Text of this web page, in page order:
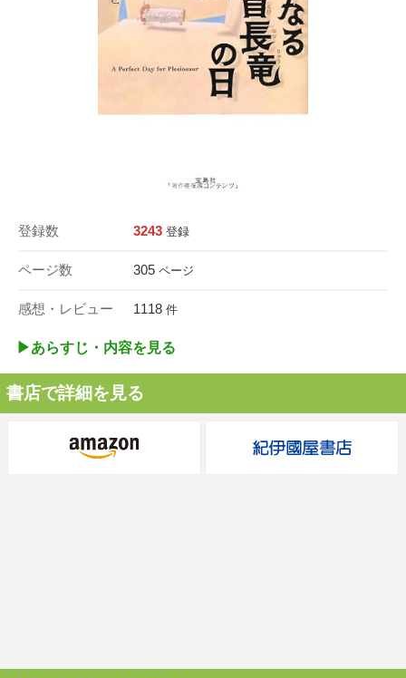
登録数 3243 登録
ページ数 305 ページ
感想・レビュー 1118 件
▶︎あらすじ・内容を見る
書店で詳細を見る